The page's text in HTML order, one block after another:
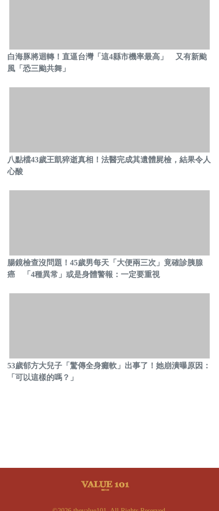
白海豚將迴轉！直逼台灣「這4縣市機率最高」 又有新颱
風「恐三颱共舞」
八點檔43歲王凱猝逝真相！法醫完成其遺體屍檢，結果令人
心酸
腸鏡檢查沒問題！45歲男每天「大便兩三次」竟確診胰腺
癌 「4種異常」或是身體警報：一定要重視
53歲郁方大兒子「驚傳全身癱軟」出事了！她崩潰曝原因：
「可以這樣的嗎？」